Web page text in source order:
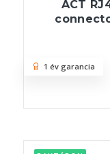
ACT
1 év garancia